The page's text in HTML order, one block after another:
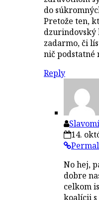
do
Pretože ten,
dzurindovský
zadarmo, či
nič podstatné
Reply
14.
No hej,
dobre
celkom
koalícii